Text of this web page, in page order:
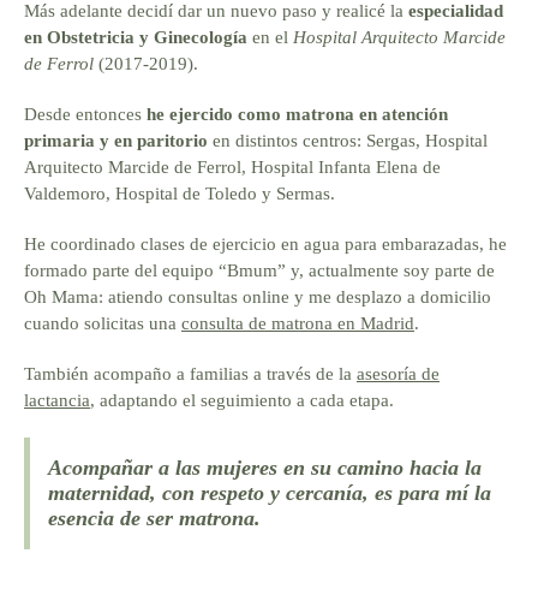
Más adelante decidí dar un nuevo paso y realicé la especialidad
en Obstetricia y Ginecología en el Hospital Arquitecto Marcide
de Ferrol (2017-2019).
Desde entonces he ejercido como matrona en atención
primaria y en paritorio en distintos centros: Sergas, Hospital
Arquitecto Marcide de Ferrol, Hospital Infanta Elena de
Valdemoro, Hospital de Toledo y Sermas.
He coordinado clases de ejercicio en agua para embarazadas, he
formado parte del equipo “Bmum” y, actualmente soy parte de
Oh Mama: atiendo consultas online y me desplazo a domicilio
cuando solicitas una consulta de matrona en Madrid.
También acompaño a familias a través de la asesoría de
lactancia, adaptando el seguimiento a cada etapa.
Acompañar a las mujeres en su camino hacia la
maternidad, con respeto y cercanía, es para mí la
esencia de ser matrona.